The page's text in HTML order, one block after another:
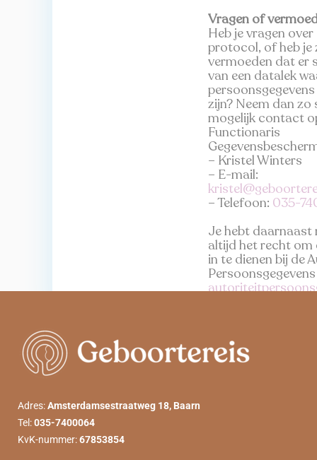
Vragen of
Heb je vragen
protocol, of heb je
vermoeden dat er
van een datalek
zijn? Neem dan zo
mogelijk contact
Functionaris
– Kristel Winters
– E-mail:
– Telefoon: 035-
Je hebt daarnaast
altijd het recht om
in te dienen bij de
Adres:Amsterdamsestraatweg 18, Baarn
Tel:035-7400064
KvK-nummer:67853854